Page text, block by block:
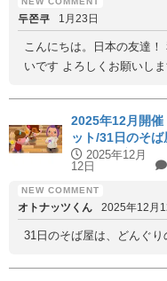
두쫀쿠 1月23日
こんにちは。日本の友達
いです よろしくお願いし
2025年12月開催
ット/31日のそ
具と代用家具を
2025年12月
12日
オトナッツくん 2025年12月
31日のそば屋は、どんぐり